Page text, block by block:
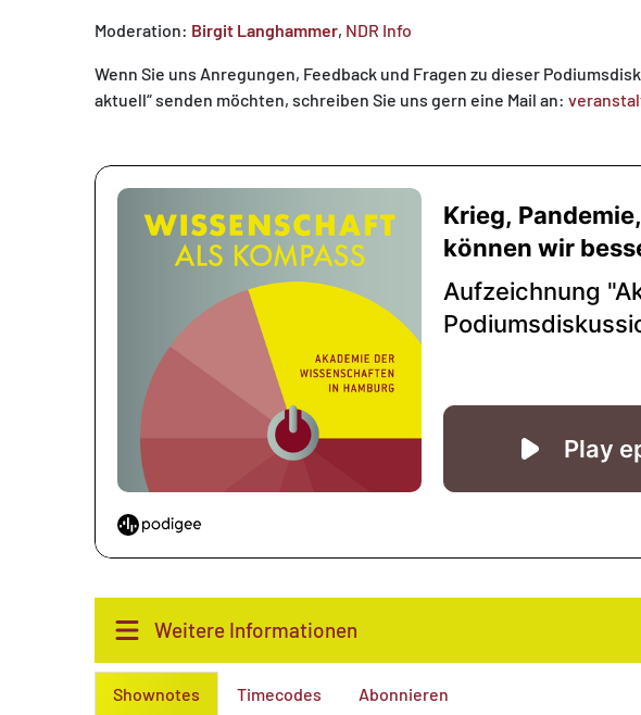
Moderation: Birgit Langhammer, NDR Info
Wenn Sie uns Anregungen, Feedback und Fragen zu dieser
aktuell“ senden möchten, schreiben Sie uns gern eine Mail an:
Weitere Informationen
Shownotes Timecodes Abonnieren